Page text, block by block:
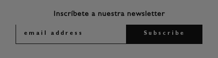
Inscríbete a nuestra newsletter